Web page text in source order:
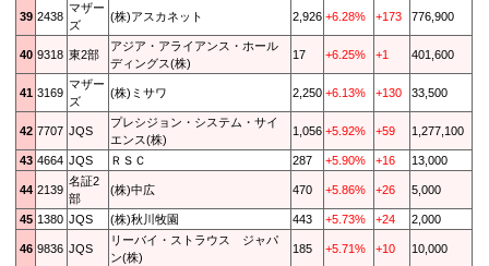
39 2438
マザー
ズ
(株)アスカネット 2,926 +6.28% +173 776,900
40 9318 東2部
アジア・アライアンス・ホール
ディングス(株)
17 +6.25% +1 401,600
41 3169
マザー
ズ
(株)ミサワ 2,250 +6.13% +130 33,500
42 7707 JQS
プレシジョン・システム・サイ
エンス(株)
1,056 +5.92% +59 1,277,100
43 4664 JQS ＲＳＣ 287 +5.90% +16 13,000
44 2139
名証2
部
(株)中広 470 +5.86% +26 5,000
45 1380 JQS (株)秋川牧園 443 +5.73% +24 2,000
46 9836 JQS
リーバイ・ストラウス ジャパ
ン(株)
185 +5.71% +10 10,000